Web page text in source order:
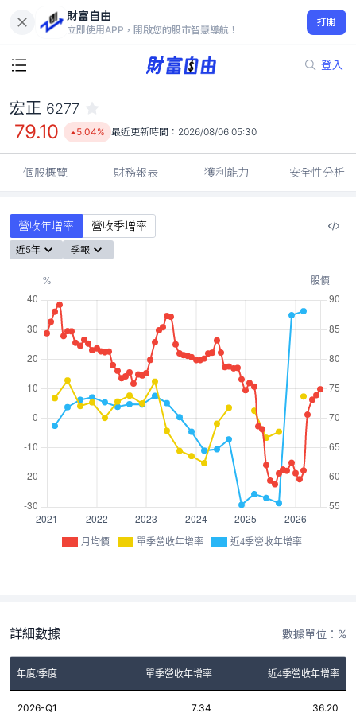
財富自由
立即使用APP，開啟您的股市智慧導航！
打開
登入
79.10
5.04%
宏正 6277
79.10 5.04% 最近更新時間： 2026/08/06 05:30
個股概覽 財務報表 獲利能力 安全性分析
營收年增率 營收季增率
近5年 季報
月均價 單季營收年增率 近4季營收年增率
詳細數據 數據單位：%
年度/季度 單季營收年增率 近4季營收年增率
2026-Q1 7.34 36.20